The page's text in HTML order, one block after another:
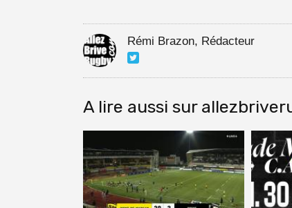
Rémi Brazon, Rédacteur
A lire aussi sur